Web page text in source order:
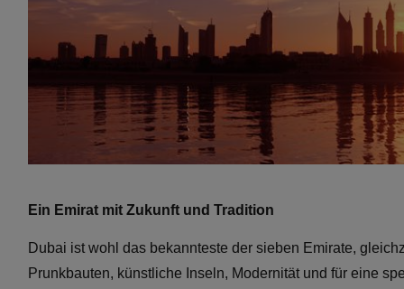
Ein Emirat mit Zukunft und Tradition
Dubai ist wohl das bekannteste der sieben Emirate,
Prunkbauten, künstliche Inseln, Modernität und für eine